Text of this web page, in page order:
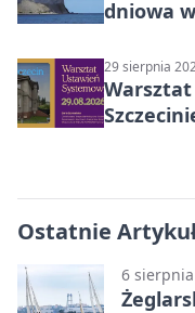
dniowa
29 sierpnia
Ostatnie
6